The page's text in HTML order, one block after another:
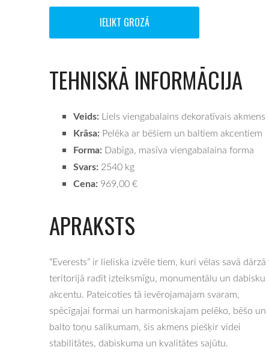
IELIKT GROZĀ
TEHNISKĀ INFORMĀCIJA
Veids: Liels viengabalains dekoratīvais akmens
Krāsa: Pelēka ar bēšiem un baltiem akcentiem
Forma: Dabīga, masīva viengabalaina forma
Svars: 2540 kg
Cena: 969,00 €
APRAKSTS
“Everests” ir lieliska izvēle tiem, kuri vēlas savā dārzā
teritorijā radīt izteiksmīgu, monumentālu un dabisku
akcentu. Pateicoties tā ievērojamajam svaram,
spēcīgajai formai un harmoniskajam pelēko, bēšo un
balto toņu salikumam, šis akmens piešķir videi
stabilitātes, dabiskuma un kvalitātes sajūtu.